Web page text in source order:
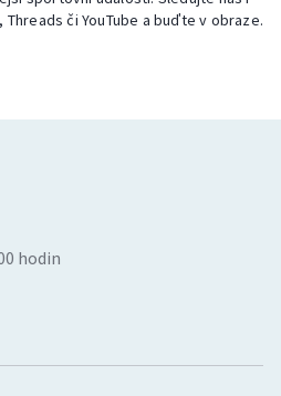
či YouTube a buďte v obraze.
hodin